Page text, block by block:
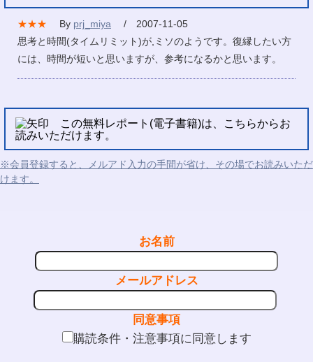
★★★ By prj_miya
/ 2007-11-05
思考と時間(タイムリミット)が,ミソのようです。復縁したい方
には、時間が短いと思いますが、参考になるかと思います。
この無料レポート(電子書籍)は、こちらからお
読みいただけます。
※会員登録すると、メルアド入力の手間が省け、その場でお読みいただ
けます。
お名前
メールアドレス
同意事項
購読条件・注意事項に同意します